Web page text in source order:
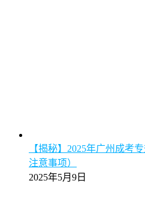
【揭秘】2025年广州成考
注意事项）
2025年5月9日